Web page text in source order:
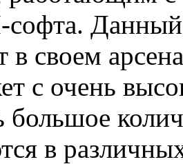
в своем
с очень
большое
в